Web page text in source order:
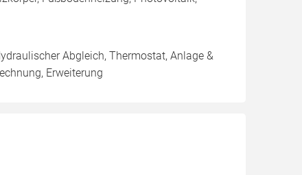
Abgleich, Thermostat, Anlage &
Erweiterung